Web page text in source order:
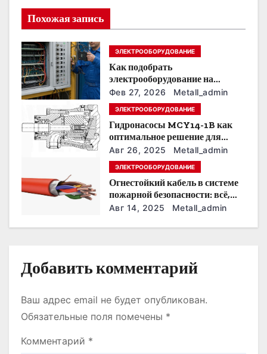
и
я
п
о
а
и
я
Похожая запись
ЭЛЕКТРООБОРУДОВАНИЕ
Как подобрать
электрооборудование на
предприятии под тяжелые
условия эксплуатации
Фев 27, 2026 Metall_admin
ЭЛЕКТРООБОРУДОВАНИЕ
Гидронасосы MCY14-1B как
оптимальное решение для
модернизации гидросистем
Авг 26, 2025 Metall_admin
ЭЛЕКТРООБОРУДОВАНИЕ
Огнестойкий кабель в системе
пожарной безопасности: всё,
что нужно знать
Авг 14, 2025 Metall_admin
Добавить комментарий
Ваш адрес email не будет опубликован.
Обязательные поля помечены *
Комментарий *